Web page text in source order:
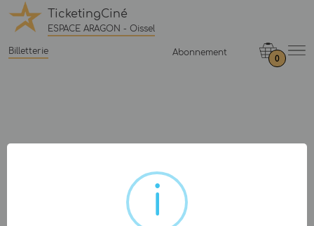
TicketingCiné
ESPACE ARAGON - Oissel
Billetterie Abonnement
0